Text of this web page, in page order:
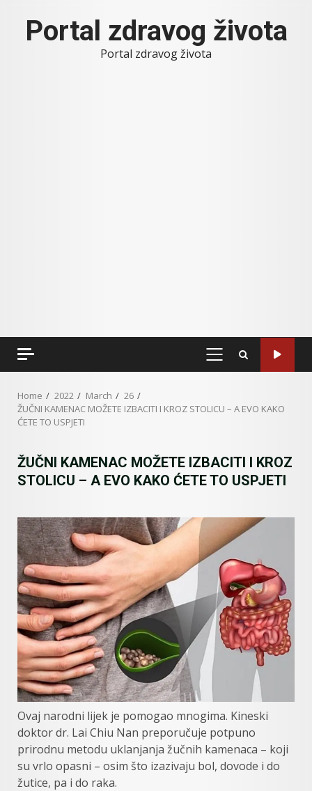
contentPortal zdravog života
Portal zdravog života
PRIMARY
Home 2022 March
26
ŽUČNI KAMENAC MOŽETE IZBACITI I KROZ STOLICU – A EVO KAKO
ĆETE TO USPJETI
ŽUČNI KAMENAC MOŽETE IZBACITI I KROZ
STOLICU – A EVO KAKO ĆETE TO USPJETI
Ovaj narodni lijek je pomogao mnogima. Kineski
doktor dr. Lai Chiu Nan preporučuje potpuno
prirodnu metodu uklanjanja žučnih kamenaca – koji
su vrlo opasni – osim što izazivaju bol, dovode i do
žutice, pa i do raka.